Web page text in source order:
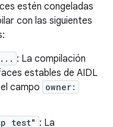
estén congeladas
con las siguientes
... : La compilación
estables de AIDL
campo owner:
test" : La